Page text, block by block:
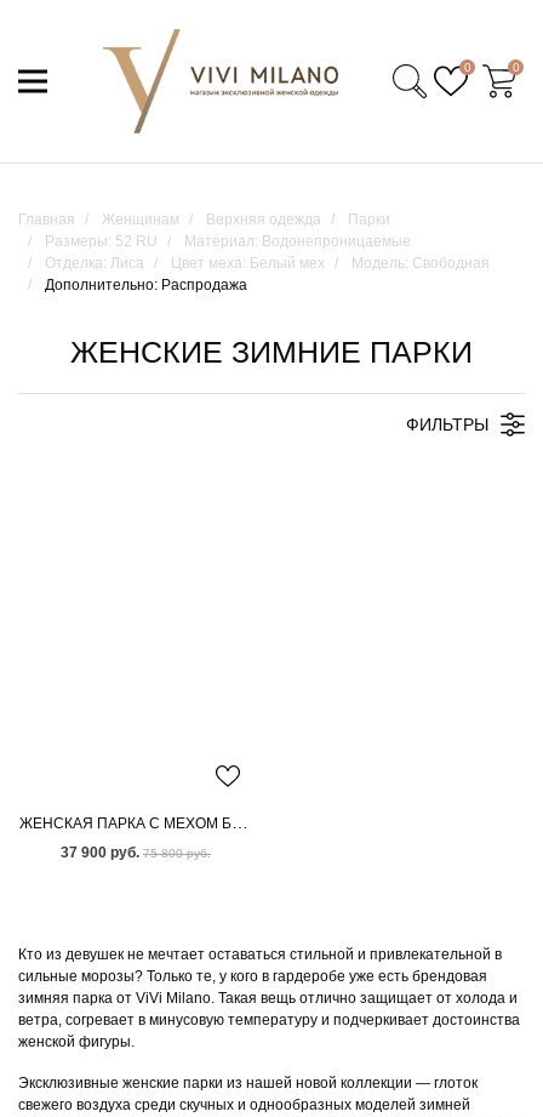
0 0
Главная Женщинам Верхняя одежда
Парки
Размеры: 52 RU
Материал: Водонепроницаемые
Отделка: Лиса
Цвет меха: Белый мех
Модель: Свободная
Дополнительно: Распродажа
ЖЕНСКИЕ ЗИМНИЕ ПАРКИ
ФИЛЬТРЫ
ЖЕНСКАЯ ПАРКА С МЕХОМ БЕНГАЛЬСКОЙ ЛИСЫ
37 900 руб. 75 800 руб.
Кто из девушек не мечтает оставаться стильной и привлекательной в
сильные морозы? Только те, у кого в гардеробе уже есть брендовая
зимняя парка от ViVi Milano. Такая вещь отлично защищает от холода и
ветра, согревает в минусовую температуру и подчеркивает достоинства
женской фигуры.
Эксклюзивные женские парки из нашей новой коллекции — глоток
свежего воздуха среди скучных и однообразных моделей зимней